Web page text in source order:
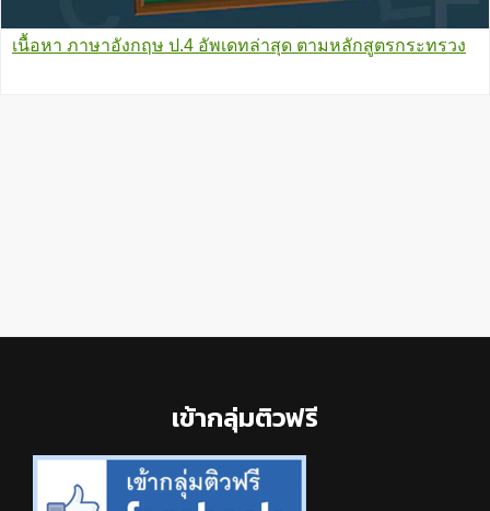
เนื้อหา ภาษาอังกฤษ ป.4 อัพเดทล่าสุด ตามหลักสูตรกระทรวง
เข้ากลุ่มติวฟรี